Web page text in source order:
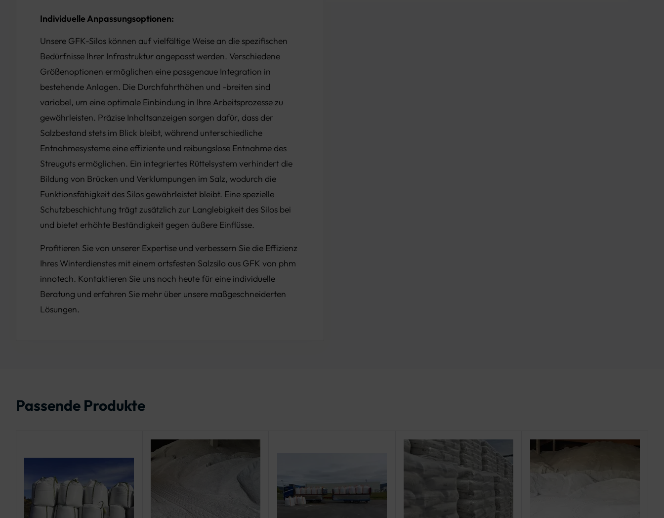
Individuelle Anpassungsoptionen:
Unsere GFK-Silos können auf vielfältige Weise an die spezifischen
Bedürfnisse Ihrer Infrastruktur angepasst werden. Verschiedene
Größenoptionen ermöglichen eine passgenaue Integration in
bestehende Anlagen. Die Durchfahrthöhen und -breiten sind
variabel, um eine optimale Einbindung in Ihre Arbeitsprozesse zu
gewährleisten. Präzise Inhaltsanzeigen sorgen dafür, dass der
Salzbestand stets im Blick bleibt, während unterschiedliche
Entnahmesysteme eine effiziente und reibungslose Entnahme des
Streuguts ermöglichen. Ein integriertes Rüttelsystem verhindert die
Bildung von Brücken und Verklumpungen im Salz, wodurch die
Funktionsfähigkeit des Silos gewährleistet bleibt. Eine spezielle
Schutzbeschichtung trägt zusätzlich zur Langlebigkeit des Silos bei
und bietet erhöhte Beständigkeit gegen äußere Einflüsse.
Profitieren Sie von unserer Expertise und verbessern Sie die Effizienz
Ihres Winterdienstes mit einem ortsfesten Salzsilo aus GFK von phm
innotech. Kontaktieren Sie uns noch heute für eine individuelle
Beratung und erfahren Sie mehr über unsere maßgeschneiderten
Lösungen.
Passende Produkte